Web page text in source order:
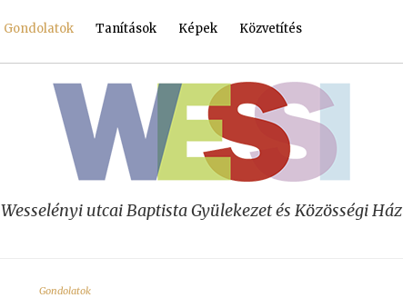
Gondolatok Tanítások Képek Közvetítés
Wesselényi utcai Baptista Gyülekezet és Közösségi Ház
Gondolatok